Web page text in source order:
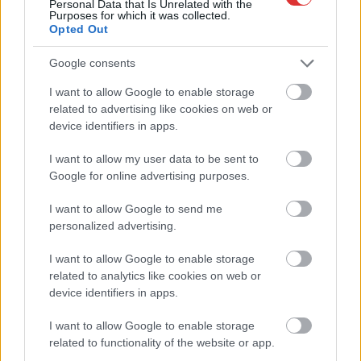
Personal Data that Is Unrelated with the
Purposes for which it was collected.
Opted Out
Google consents
I want to allow Google to enable storage
related to advertising like cookies on web or
device identifiers in apps.
I want to allow my user data to be sent to
Google for online advertising purposes.
I want to allow Google to send me
personalized advertising.
I want to allow Google to enable storage
related to analytics like cookies on web or
device identifiers in apps.
I want to allow Google to enable storage
related to functionality of the website or app.
Hírlevél feliratkozás
meg e-mail címét:
Megismertem és elfogadom a
Nem szeretne lemaradni semmiről? Csak egy kattintás, és hírlevelünk a
postaládájába érkezik!